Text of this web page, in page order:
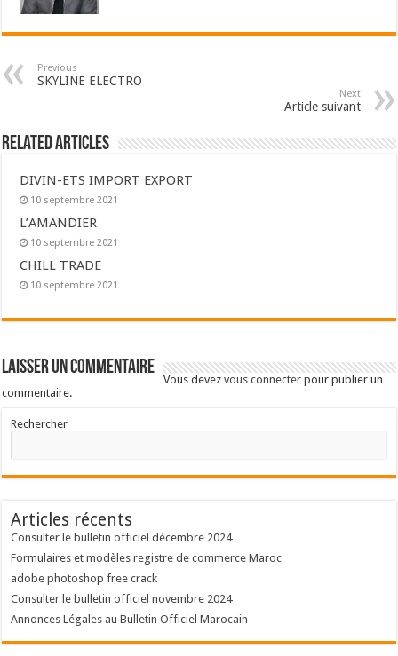
Previous
SKYLINE ELECTRO
Next
Article suivant
Related Articles
DIVIN-ETS IMPORT EXPORT
10 septembre 2021
L’AMANDIER
10 septembre 2021
CHILL TRADE
10 septembre 2021
Laisser un commentaire
Vous devezvous connecter pour publier un
commentaire.
Rechercher
Articles récents
Consulter le bulletin officiel décembre 2024
Formulaires et modèles registre de commerce Maroc
adobe photoshop free crack
Consulter le bulletin officiel novembre 2024
Annonces Légales au Bulletin Officiel Marocain